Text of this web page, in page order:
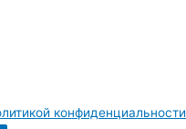
конфиденциальности